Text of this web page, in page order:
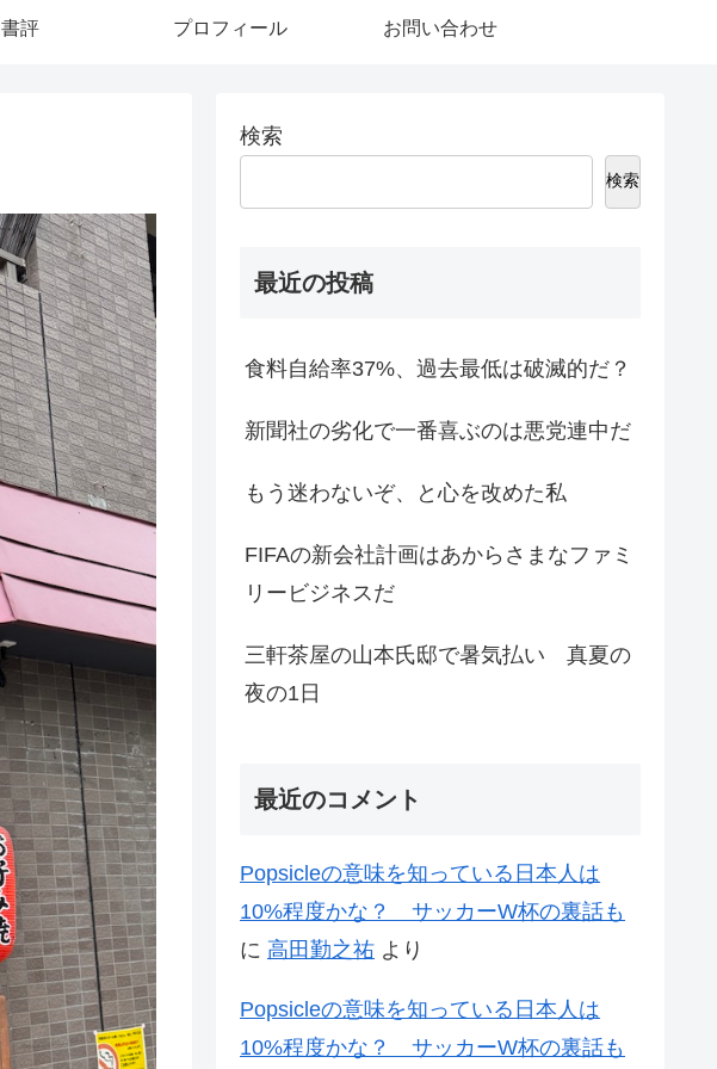
書評 プロフィール お問い合わせ
検索
検索
最近の投稿
食料自給率37%、過去最低は破滅的だ？
新聞社の劣化で一番喜ぶのは悪党連中だ
もう迷わないぞ、と心を改めた私
FIFAの新会社計画はあからさまなファミ
リービジネスだ
三軒茶屋の山本氏邸で暑気払い 真夏の
夜の1日
最近のコメント
Popsicleの意味を知っている日本人は
10%程度かな？ サッカーW杯の裏話も
に 高田勤之祐 より
Popsicleの意味を知っている日本人は
10%程度かな？ サッカーW杯の裏話も